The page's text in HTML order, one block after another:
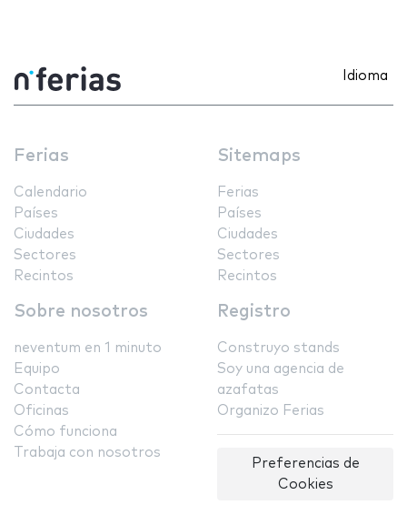
Idioma
Ferias
Calendario
Países
Ciudades
Sectores
Recintos
Sitemaps
Ferias
Países
Ciudades
Sectores
Recintos
Sobre nosotros
neventum en 1 minuto
Equipo
Contacta
Oficinas
Cómo funciona
Trabaja con nosotros
Registro
Construyo stands
Soy una agencia de
azafatas
Organizo Ferias
Preferencias de
Cookies